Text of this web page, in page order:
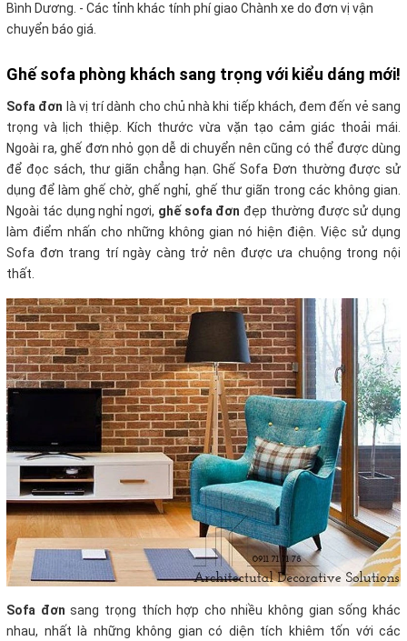
Bình Dương. - Các tỉnh khác tính phí giao Chành xe do đơn vị vận
chuyển báo giá.
Ghế sofa phòng khách sang trọng với kiểu dáng mới!
Sofa đơn là vị trí dành cho chủ nhà khi tiếp khách, đem đến vẻ sang
trọng và lịch thiệp. Kích thước vừa vặn tạo cảm giác thoải mái.
Ngoài ra, ghế đơn nhỏ gọn dễ di chuyển nên cũng có thể được dùng
để đọc sách, thư giãn chẳng hạn. Ghế Sofa Đơn thường được sử
dụng để làm ghế chờ, ghế nghỉ, ghế thư giãn trong các không gian.
Ngoài tác dụng nghỉ ngơi, ghế sofa đơn đẹp thường được sử dụng
làm điểm nhấn cho những không gian nó hiện điện. Việc sử dụng
Sofa đơn trang trí ngày càng trở nên được ưa chuộng trong nội
thất.
Sofa đơn sang trọng thích hợp cho nhiều không gian sống khác
nhau, nhất là những không gian có diện tích khiêm tốn với các